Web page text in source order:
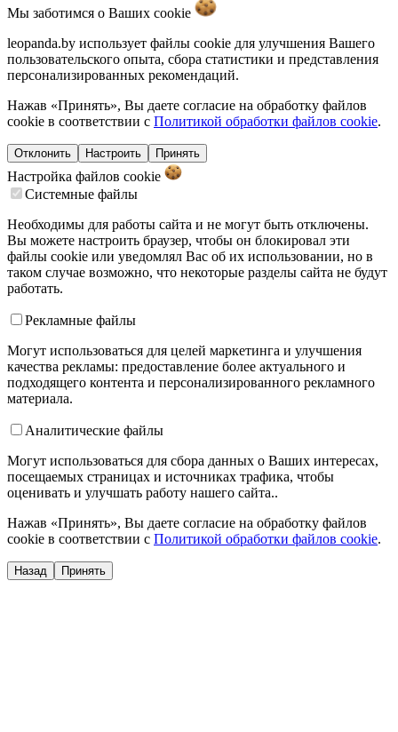
Мы заботимся о Ваших cookie
leopanda.by использует файлы cookie для улучшения Вашего
пользовательского опыта, сбора статистики и представления
персонализированных рекомендаций.
Нажав «Принять», Вы даете согласие на обработку файлов
cookie в соответствии с Политикой обработки файлов cookie.
Отклонить Настроить Принять
Настройка файлов cookie
Системные файлы
Необходимы для работы сайта и не могут быть отключены.
Вы можете настроить браузер, чтобы он блокировал эти
файлы cookie или уведомлял Вас об их использовании, но в
таком случае возможно, что некоторые разделы сайта не будут
работать.
Рекламные файлы
Могут использоваться для целей маркетинга и улучшения
качества рекламы: предоставление более актуального и
подходящего контента и персонализированного рекламного
материала.
Аналитические файлы
Могут использоваться для сбора данных о Ваших интересах,
посещаемых страницах и источниках трафика, чтобы
оценивать и улучшать работу нашего сайта..
Нажав «Принять», Вы даете согласие на обработку файлов
cookie в соответствии с Политикой обработки файлов cookie.
Назад Принять